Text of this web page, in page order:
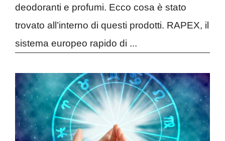
deodoranti e profumi. Ecco cosa è stato
trovato all’interno di questi prodotti. RAPEX, il
sistema europeo rapido di ...